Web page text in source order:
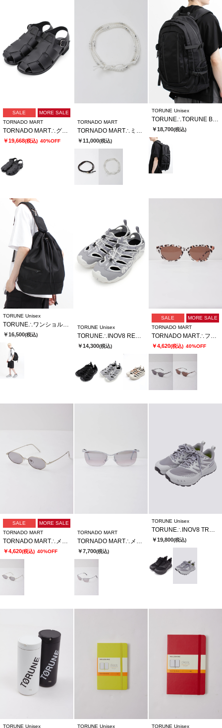
SALE
MORE SALE
TORNADO MART
￥19,668(税込) 40%OFF
TORNADO MART
￥11,000(税込)
TORUNE Unisex
TORUNE∴TORUNE Bag Pack
￥18,700(税込)
TORUNE Unisex
TORUNE∴ワンショルダーBAG
￥16,500(税込)
TORUNE Unisex
TORUNE∴INOV8 RECOLITE 190 UNI
￥14,300(税込)
SALE
MORE SALE
TORNADO MART
TORNADO MART∴フォックスウェリントンサングラス
￥4,620(税込) 40%OFF
SALE
MORE SALE
TORNADO MART
TORNADO MART∴メタルナローオクタゴンサングラス
￥4,620(税込) 40%OFF
TORNADO MART
TORNADO MART∴メタルハーフリムサングラス
￥7,700(税込)
TORUNE Unisex
TORUNE∴INOV8 TRAILFLY V2 MS
￥19,800(税込)
TORUNE Unisex TORUNE Unisex TORUNE Unisex